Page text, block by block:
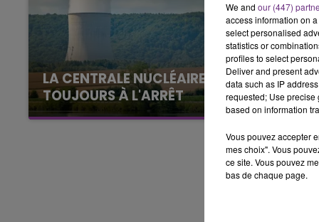
LA CENTRALE NUCLÉAIRE DE CHOOZ
TOUJOURS À L'ARRÊT
Cela fait déjà une semaine que la centrale
nucléaire ardennaise est à l'arrêt. Une situation
justifiée par la sécheresse intense qui est
We and our (447)
access information on
select personalised
statistics or
profiles to select
Deliver and present
data such as IP
requested; Use precise
based on information
Vous pouvez accepter
mes choix". Vous
ce site. Vous pouvez
bas de chaque page.